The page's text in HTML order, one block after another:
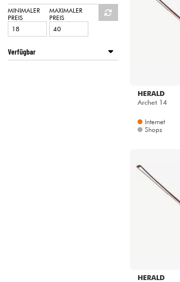
STAGG
MINIMALER
PREIS
MAXIMALER
PREIS
Verfügbar
HERALD
Archet 14
Internet
Shops
HERALD